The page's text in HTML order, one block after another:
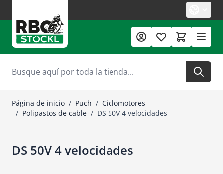
Buscar
Página de inicio / Puch / Ciclomotores
/ Polipastos de cable / DS 50V 4 velocidades
DS 50V 4 velocidades